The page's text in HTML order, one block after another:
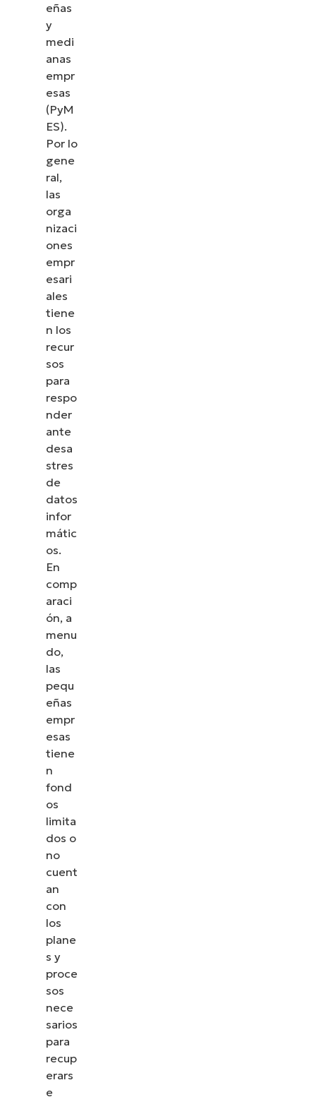
eñas
y
medi
anas
empr
esas
(PyM
ES).
Por lo
gene
ral,
las
orga
nizaci
ones
empr
esari
ales
tiene
n los
recur
sos
para
respo
nder
ante
desa
stres
de
datos
infor
mátic
os.
En
comp
araci
ón, a
menu
do,
las
pequ
eñas
empr
esas
tiene
n
fond
os
limita
dos o
no
cuent
an
con
los
plane
s y
proce
sos
nece
sarios
para
recup
erars
e